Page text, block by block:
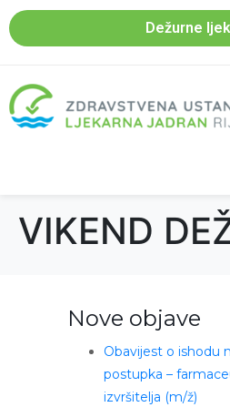
Dežurne
VIKEND
Nove objave
Obavijest o ishodu
postupka –
izvršitelja (m/ž)